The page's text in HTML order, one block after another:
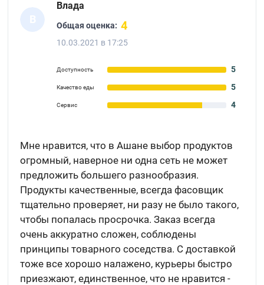
В
Влада
Общая оценка: 4
10.03.2021 в 17:25
Доступность 5
Качество еды 5
Сервис 4
Мне нравится, что в Ашане выбор продуктов
огромный, наверное ни одна сеть не может
предложить большего разнообразия.
Продукты качественные, всегда фасовщик
тщательно проверяет, ни разу не было такого,
чтобы попалась просрочка. Заказ всегда
очень аккуратно сложен, соблюдены
принципы товарного соседства. С доставкой
тоже все хорошо налажено, курьеры быстро
приезжают, единственное, что не нравится -